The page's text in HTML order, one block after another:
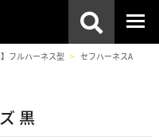
】フルハーネス型
セフハーネスA
黒